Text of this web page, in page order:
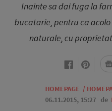
Inainte sa dai fuga la
bucatarie, pentru ca
naturale, cu
HOMEPAGE /
06.11.2015, 15:27 de